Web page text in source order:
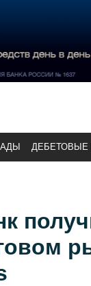
ДЕБЕТОВЫЕ